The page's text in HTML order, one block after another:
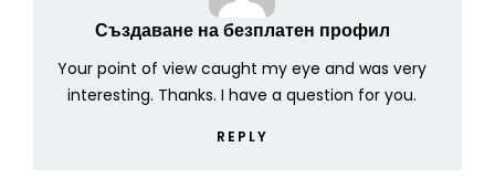
Създаване на безплатен профил
Your point of view caught my eye and was very
interesting. Thanks. I have a question for you.
REPLY